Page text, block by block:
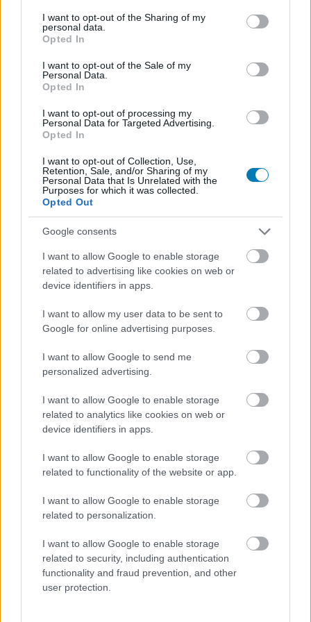
not limited to your visit or usage behaviour. You may click to
grant or deny consent to Google and its third-party tags to
use your data for below specified purposes in below Google
consent section.
I want to opt-out of the Sharing of my
personal data.
Opted In
I want to opt-out of the Sale of my
Personal Data.
Opted In
I want to opt-out of processing my
Personal Data for Targeted Advertising.
Opted In
I want to opt-out of Collection, Use,
Retention, Sale, and/or Sharing of my
Personal Data that Is Unrelated with the
Purposes for which it was collected.
Opted Out
Google consents
I want to allow Google to enable storage
related to advertising like cookies on web or
device identifiers in apps.
I want to allow my user data to be sent to
Google for online advertising purposes.
I want to allow Google to send me
personalized advertising.
I want to allow Google to enable storage
related to analytics like cookies on web or
device identifiers in apps.
I want to allow Google to enable storage
related to functionality of the website or app.
I want to allow Google to enable storage
related to personalization.
I want to allow Google to enable storage
related to security, including authentication
functionality and fraud prevention, and other
user protection.
Eddig nem látott módon hozzák
közelebb az NBA világát a
rajongókhoz a Pokémon GO
fejlesztői
2022 június 30. 09:59
A világ egyik legnépszerűbb sportligája a
Niantic csapatával dolgozik együtt egy
különleges AR-játék megvalósításán.
Unmute Loaded:
21.86%
Különleges bejelentéssel lepte meg a rajongóit az NBA,
vagyis a legnépszerűbb kosárlabdaliga, amelynek 2021-
2022-es szezonja két héttel ezelőtt zárult a Golden State
játékkal igyekszik még jobban felkelteni az érdeklődők
figyelmét, ami a tervek szerint egyedülálló élményt nyújt
majd a való világ metaverzumában.
A játékban természetesen felbukkannak majd a
csapatok és a saját NBA termékek mellett a játékosok
is, ugyanis az NBAPA, vagyis a játékosok szakszervezete
hozzájárult a hivatalos licencekkel a projekthez.